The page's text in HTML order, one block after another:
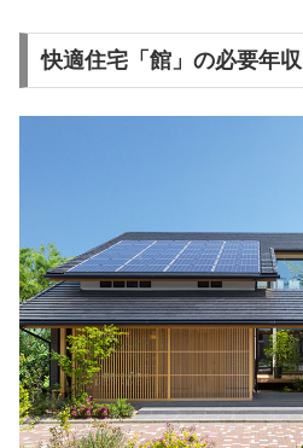
快適住宅「館」の必要年収